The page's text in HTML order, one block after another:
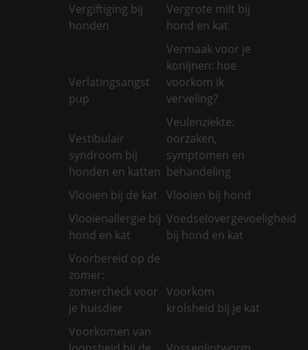
Vergiftiging bij
honden
Vergrote milt bij
hond en kat
Verlatingsangst
pup
Vermaak voor je
konijnen: hoe
voorkom ik
verveling?
Vestibulair
syndroom bij
honden en katten
Veulenziekte:
oorzaken,
symptomen en
behandeling
Vlooien bij de kat
Vlooien bij hond
Vlooienallergie bij
hond en kat
Voedselovergevoeligheid
bij hond en kat
Voorbereid op de
zomer:
zomercheck voor
je huisdier
Voorkom
krolsheid bij je kat
Voorkomen van